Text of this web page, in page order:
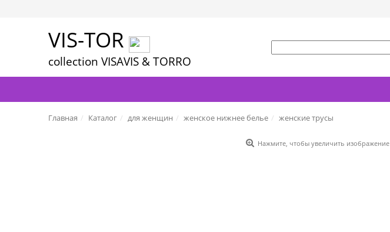
VIS-TOR
collection VISAVIS & TORRO
Главная Каталог для женщин женское нижнее белье женские трусы
Нажмите, чтобы увеличить изображение